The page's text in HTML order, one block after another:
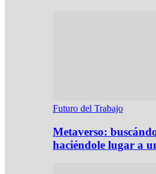
Futuro del Trabajo
Metaverso:
haciéndole lugar a